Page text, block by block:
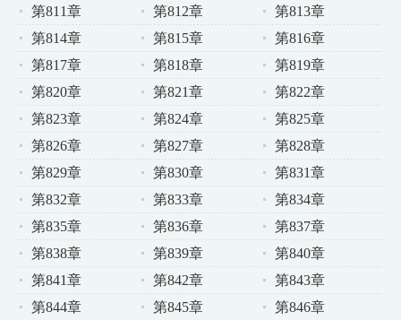
第811章
第812章
第813章
第814章
第815章
第816章
第817章
第818章
第819章
第820章
第821章
第822章
第823章
第824章
第825章
第826章
第827章
第828章
第829章
第830章
第831章
第832章
第833章
第834章
第835章
第836章
第837章
第838章
第839章
第840章
第841章
第842章
第843章
第844章
第845章
第846章